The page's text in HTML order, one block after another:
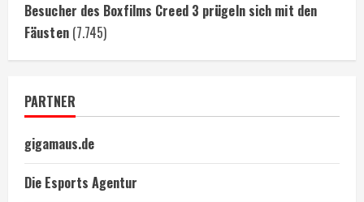
Besucher des Boxfilms Creed 3 prügeln sich mit den
Fäusten (7.745)
PARTNER
gigamaus.de
Die Esports Agentur